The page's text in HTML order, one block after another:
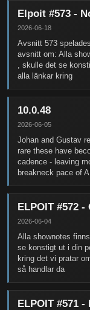
Elpoit #573 -
2026-06-18
Avsnitt 573
avsnitt om: Alla
, skulle det se
alla länkar kring
10.0.48
2026-06-05
Johan and Gustav
rare these have
cadence - leaving
breakneck pace of
ELPOIT #572 -
2026-06-04
Alla shownotes
se konstigt ut i din
kring det vi pratar
så handlar da
ELPOIT #571 -